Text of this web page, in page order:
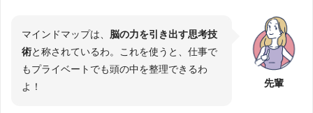
マインドマップは、 脳の力を引き出す思考技
術と称されているわ。これを使うと、仕事で
もプライベートでも頭の中を整理できるわ
よ！
先輩